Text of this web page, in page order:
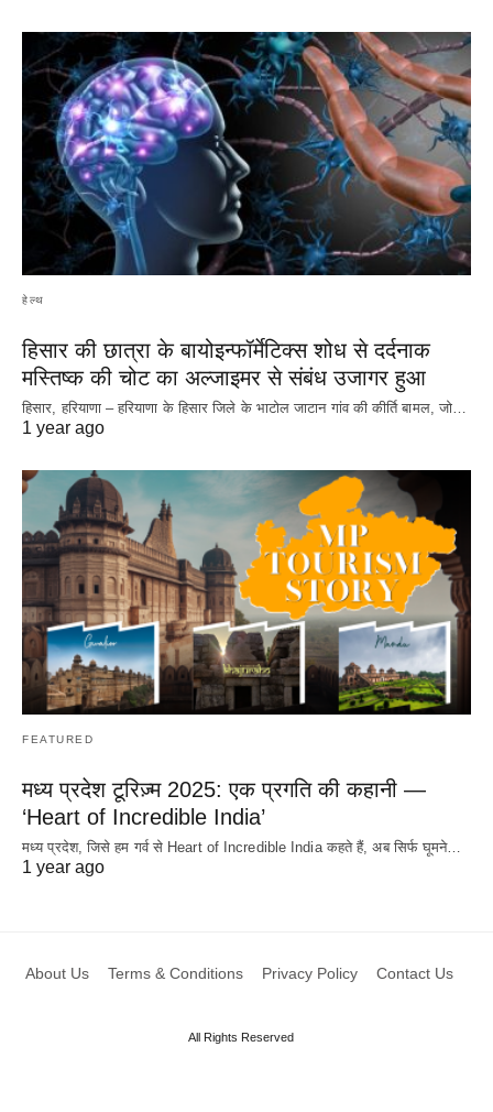
हेल्थ
हिसार की छात्रा के बायोइन्फॉर्मेटिक्स शोध से दर्दनाक
मस्तिष्क की चोट का अल्जाइमर से संबंध उजागर हुआ
हिसार, हरियाणा – हरियाणा के हिसार जिले के भाटोल जाटान गांव की कीर्ति बामल, जो…
1 year ago
FEATURED
मध्य प्रदेश टूरिज़्म 2025: एक प्रगति की कहानी —
‘Heart of Incredible India’
मध्य प्रदेश, जिसे हम गर्व से Heart of Incredible India कहते हैं, अब सिर्फ घूमने…
1 year ago
About Us Terms & Conditions Privacy Policy Contact Us
All Rights Reserved